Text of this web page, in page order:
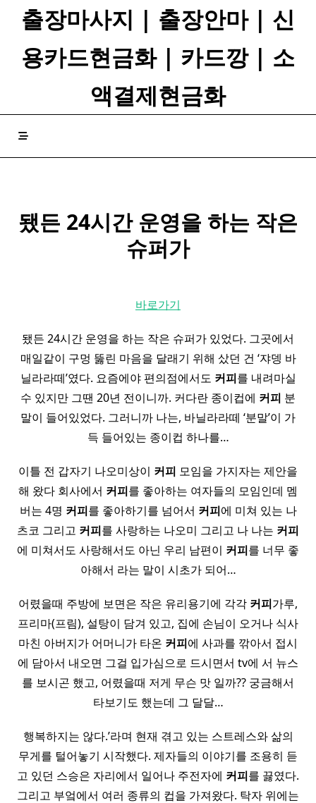
출장마사지 | 출장안마 | 신
용카드현금화 | 카드깡 | 소
액결제현금화
됐든 24시간 운영을 하는 작은
슈퍼가
바로가기
됐든 24시간 운영을 하는 작은 슈퍼가 있었다. 그곳에서
매일같이 구멍 뚫린 마음을 달래기 위해 샀던 건 ‘쟈뎅 바
닐라라떼’였다. 요즘에야 편의점에서도 커피를 내려마실
수 있지만 그땐 20년 전이니까. 커다란 종이컵에 커피 분
말이 들어있었다. 그러니까 나는, 바닐라라떼 ‘분말’이 가
득 들어있는 종이컵 하나를…
이틀 전 갑자기 나오미상이 커피 모임을 가지자는 제안을
해 왔다 회사에서 커피를 좋아하는 여자들의 모임인데 멤
버는 4명 커피를 좋아하기를 넘어서 커피에 미쳐 있는 나
츠코 그리고 커피를 사랑하는 나오미 그리고 나 나는 커피
에 미쳐서도 사랑해서도 아닌 우리 남편이 커피를 너무 좋
아해서 라는 말이 시초가 되어…
어렸을때 주방에 보면은 작은 유리용기에 각각 커피가루,
프리마(프림), 설탕이 담겨 있고, 집에 손님이 오거나 식사
마친 아버지가 어머니가 타온 커피에 사과를 깎아서 접시
에 담아서 내오면 그걸 입가심으로 드시면서 tv에 서 뉴스
를 보시곤 했고, 어렸을때 저게 무슨 맛 일까?? 궁금해서
타보기도 했는데 그 달달…
행복하지는 않다.’라며 현재 겪고 있는 스트레스와 삶의
무게를 털어놓기 시작했다. 제자들의 이야기를 조용히 듣
고 있던 스승은 자리에서 일어나 주전자에 커피를 끓였다.
그리고 부엌에서 여러 종류의 컵을 가져왔다. 탁자 위에는